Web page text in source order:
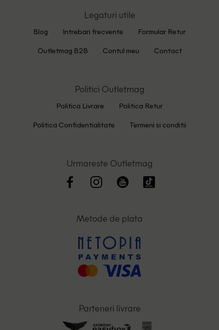
Legaturi utile
Blog Intrebari frecvente Formular Retur
Outletmag B2B Contul meu Contact
Politici Outletmag
Politica Livrare Politica Retur
Politica Confidentialitate Termeni si conditii
Urmareste Outletmag
Metode de plata
Parteneri livrare